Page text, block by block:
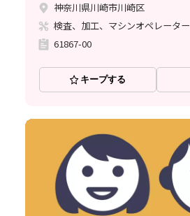
神奈川県川崎市川崎区
検査、加工、マシンオペレーター
61867-00
キープする